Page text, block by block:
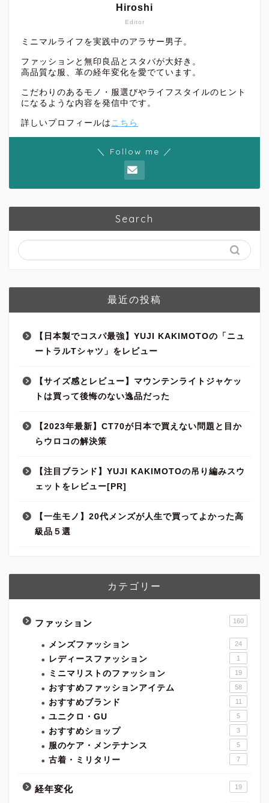
Editor
Hiroshi
ミニマルライフを実践中のアラサー男子。
ファッションと無印良品とスタバが大好き。
高品質な服、革の経年変化を愛でています。
こだわりのあるモノ・服選びやライフスタイルのヒント
になるような内容を発信中です。
詳しいプロフィールは こちら
＼ Follow me ／
Search
最近の投稿
【日本製でコスパ最強】YUJI KAKIMOTOの「ニュ
ートラルTシャツ」をレビュー
【サイズ感とレビュー】マウンテンライトジャケッ
トは買って後悔のない逸品だった
【2023年最新】CT70が日本で買えない問題と目か
らウロコの解決策
【注目ブランド】YUJI KAKIMOTOの吊り編みスウ
ェットをレビュー[PR]
【一生モノ】20代メンズが人生で買ってよかった高
級品５選
カテゴリー
ファッション 160
メンズファッション 24
レディースファッション 1
ミニマリストのファッション 19
おすすめファッションアイテム 58
おすすめブランド 11
ユニクロ・GU 5
おすすめショップ 3
服のケア・メンテナンス 5
古着・ミリタリー 7
経年変化 19